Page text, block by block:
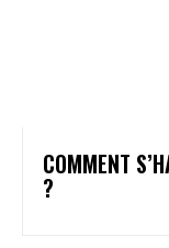
COMMENT
?